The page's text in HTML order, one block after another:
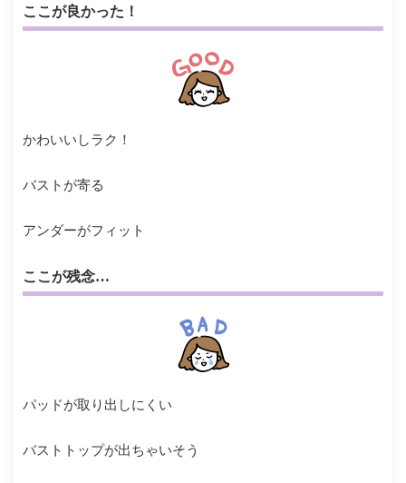
ここが良かった！
かわいいしラク！
バストが寄る
アンダーがフィット
ここが残念…
パッドが取り出しにくい
バストトップが出ちゃいそう